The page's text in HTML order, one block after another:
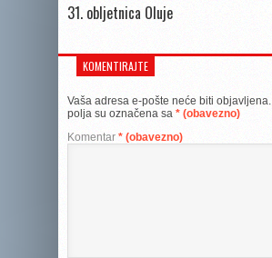
31. obljetnica Oluje
KOMENTIRAJTE
Vaša adresa e-pošte neće biti objavljena.
polja su označena sa * (obavezno)
Komentar * (obavezno)